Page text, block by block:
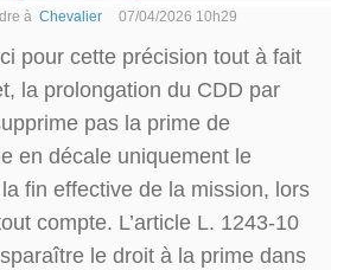
à Chevalier 07/04/2026 10h29
pour cette précision tout à fait
la prolongation du CDD par
pas la prime de
en décale uniquement le
fin effective de la mission, lors
compte. L’article L. 1243-10
le droit à la prime dans